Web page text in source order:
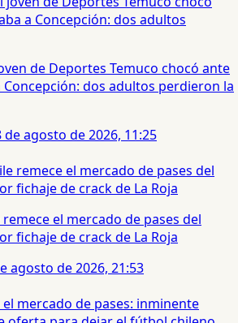
de Deportes Temuco chocó ante
dos adultos perdieron la
de agosto de 2026, 11:25
el mercado de pases del
fichaje de crack de La Roja
agosto de 2026, 21:53